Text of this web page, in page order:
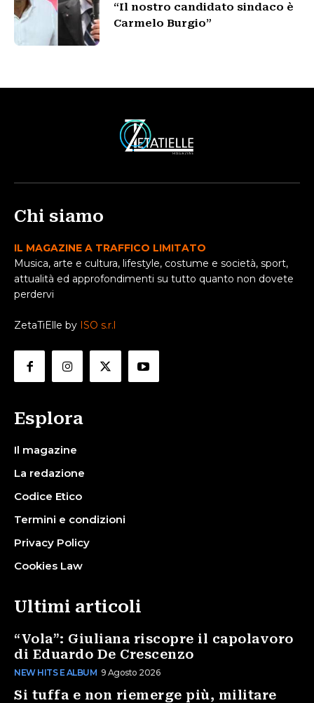
“Il nostro candidato sindaco è
Carmelo Burgio”
Chi siamo
IL MAGAZINE A TRAFFICO LIMITATO
Musica, arte e cultura, lifestyle, costume e società, sport,
attualità ed approfondimenti su tutto quanto non dovete
perdervi
ZetaTiElle by ISO s.r.l
Esplora
Il magazine
La redazione
Codice Etico
Termini e condizioni
Privacy Policy
Cookies Law
Ultimi articoli
“Vola”: Giuliana riscopre il capolavoro
di Eduardo De Crescenzo
NEW HITS E ALBUM 9 Agosto 2026
Si tuffa e non riemerge più, militare